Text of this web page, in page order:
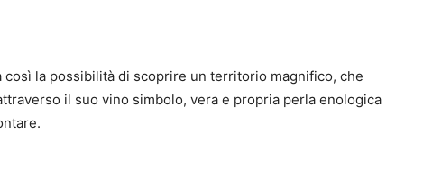
così la possibilità di scoprire un territorio magnifico, che
il suo vino simbolo, vera e propria perla enologica